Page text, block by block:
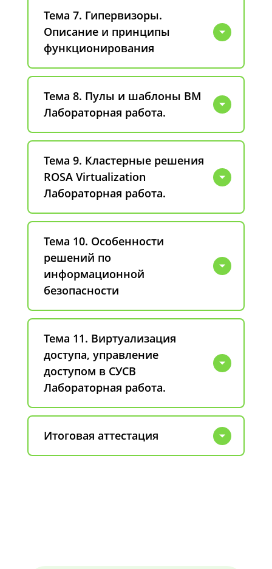
Тема 7. Гипервизоры.
Описание и принципы
функционирования
Тема 8. Пулы и шаблоны ВМ
Лабораторная работа.
Тема 9. Кластерные решения
ROSA Virtualization
Лабораторная работа.
Тема 10. Особенности
решений по
информационной
безопасности
Тема 11. Виртуализация
доступа, управление
доступом в СУСВ
Лабораторная работа.
Итоговая аттестация